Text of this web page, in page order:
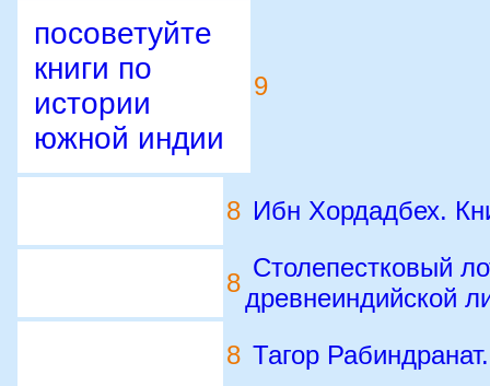
посоветуйте
книги по
истории
южной индии
9
8 Ибн Хордадбех.
8
Столепестковый
древнеиндийской
8 Тагор